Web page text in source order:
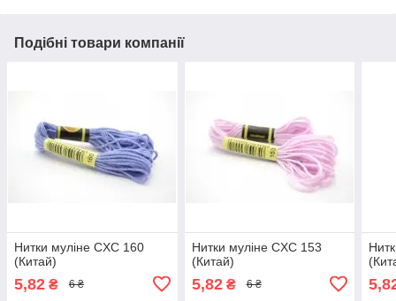
Подібні товари компанії
Нитки муліне CXC 160
(Китай)
5,82 ₴ 6 ₴
Нитки муліне CXC 153
(Китай)
5,82₴ 6 ₴